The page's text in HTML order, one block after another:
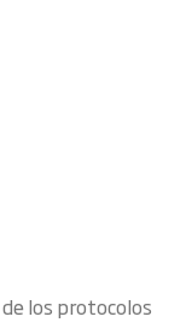
los protocolos